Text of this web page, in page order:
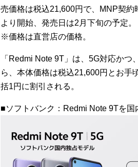
売価格は税込21,600円で、MNP契約
より開始、発売日は2月下旬の予定。
※価格は直営店の価格。
「Redmi Note 9T」は、5G対応か
ら、本体価格は税込21,600円とお手
括1円に割引される。
■ソフトバンク：Redmi Note 9Tを国